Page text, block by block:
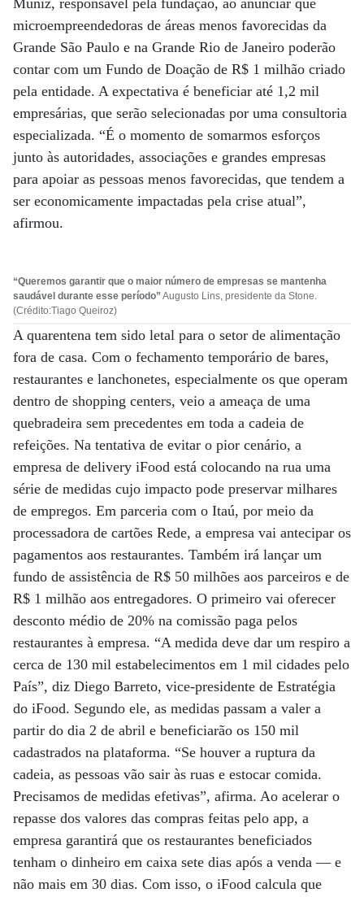
Muniz, responsável pela fundação, ao anunciar que
microempreendedoras de áreas menos favorecidas da
Grande São Paulo e na Grande Rio de Janeiro poderão
contar com um Fundo de Doação de R$ 1 milhão criado
pela entidade. A expectativa é beneficiar até 1,2 mil
empresárias, que serão selecionadas por uma consultoria
especializada. “É o momento de somarmos esforços
junto às autoridades, associações e grandes empresas
para apoiar as pessoas menos favorecidas, que tendem a
ser economicamente impactadas pela crise atual”,
afirmou.
“Queremos garantir que o maior número de empresas se mantenha
saudável durante esse período” Augusto Lins, presidente da Stone.
(Crédito:Tiago Queiroz)
A quarentena tem sido letal para o setor de alimentação
fora de casa. Com o fechamento temporário de bares,
restaurantes e lanchonetes, especialmente os que operam
dentro de shopping centers, veio a ameaça de uma
quebradeira sem precedentes em toda a cadeia de
refeições. Na tentativa de evitar o pior cenário, a
empresa de delivery iFood está colocando na rua uma
série de medidas cujo impacto pode preservar milhares
de empregos. Em parceria com o Itaú, por meio da
processadora de cartões Rede, a empresa vai antecipar os
pagamentos aos restaurantes. Também irá lançar um
fundo de assistência de R$ 50 milhões aos parceiros e de
R$ 1 milhão aos entregadores. O primeiro vai oferecer
desconto médio de 20% na comissão paga pelos
restaurantes à empresa. “A medida deve dar um respiro a
cerca de 130 mil estabelecimentos em 1 mil cidades pelo
País”, diz Diego Barreto, vice-presidente de Estratégia
do iFood. Segundo ele, as medidas passam a valer a
partir do dia 2 de abril e beneficiarão os 150 mil
cadastrados na plataforma. “Se houver a ruptura da
cadeia, as pessoas vão sair às ruas e estocar comida.
Precisamos de medidas efetivas”, afirma. Ao acelerar o
repasse dos valores das compras feitas pelo app, a
empresa garantirá que os restaurantes beneficiados
tenham o dinheiro em caixa sete dias após a venda — e
não mais em 30 dias. Com isso, o iFood calcula que